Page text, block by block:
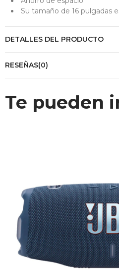
Su tamaño de 16 pulgadas
DETALLES DEL PRODUCTO
RESEÑAS(0)
Te pueden